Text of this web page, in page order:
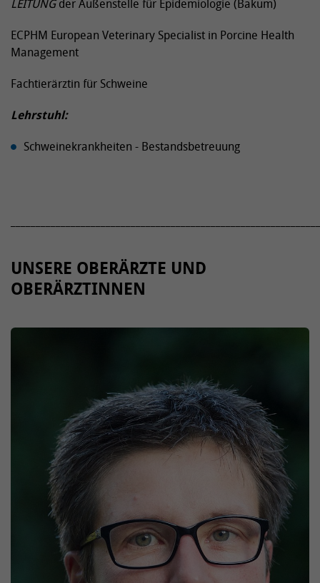
LEITUNGder Außenstelle für Epidemiologie (Bakum)
ECPHM European Veterinary Specialist in Porcine Health
Management
Fachtierärztin für Schweine
Lehrstuhl:
Schweinekrankheiten - Bestandsbetreuung
UNSERE OBERÄRZTE UND
OBERÄRZTINNEN